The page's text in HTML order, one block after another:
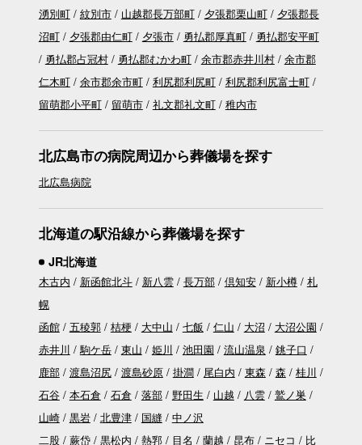
湧別町
紋別市 山越郡長万部町 夕張郡栗山町
夕張郡長
沼町
夕張郡由仁町 夕張市 勇払郡厚真町
勇払郡安平町
勇払郡占冠村
勇払郡むかわ町 余市郡赤井川村
余市郡
仁木町
余市郡余市町 利尻郡利尻町
利尻郡利尻富士町
留萌郡小平町
留萌市 礼文郡礼文町 稚内市
北広島市の病院周辺から葬儀場を探す
北広島病院
北海道の駅沿線から葬儀場を探す
JR北海道
木古内 新函館北斗 新八雲 長万部 倶知安 新小樽
札
幌
函館
五稜郭 桔梗 大中山 七飯 仁山 大沼
大沼公園
赤井川
駒ケ岳 東山 姫川 池田園 流山温泉
銚子口
鹿部
渡島沼尻 渡島砂原 掛澗 尾白内 東森 森
桂川
石谷
本石倉 石倉 落部 野田生 山越 八雲
鷲ノ巣
山崎
黒岩 北豊津 国縫
中ノ沢
二股
蕨岱 黒松内 熱郛 目名 蘭越 昆布 ニセコ 比